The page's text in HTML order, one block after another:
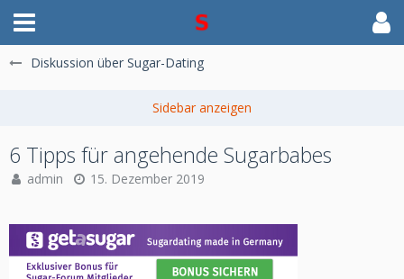
Diskussion über Sugar-Dating
6 Tipps für angehende Sugarbabes
admin 15. Dezember 2019